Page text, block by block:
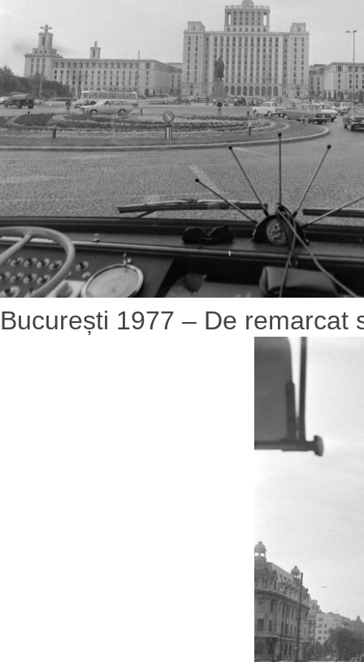
București 1977 – De remarcat